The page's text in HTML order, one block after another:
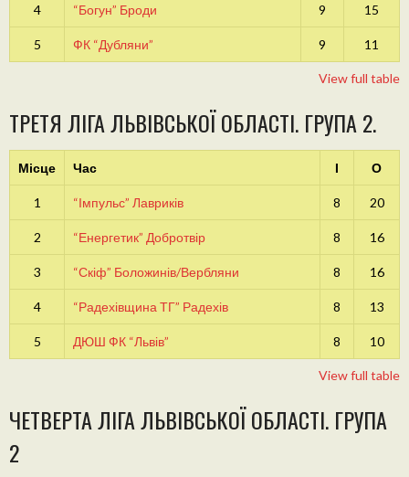
4 “Богун” Броди 9 15
5 ФК “Дубляни” 9 11
View full table
ТРЕТЯ ЛІГА ЛЬВІВСЬКОЇ ОБЛАСТІ. ГРУПА 2.
Місце Час І О
1 “Імпульс” Лавриків 8 20
2 “Енергетик” Добротвір 8 16
3 “Скіф” Боложинів/Вербляни 8 16
4 “Радехівщина ТГ” Радехів 8 13
5 ДЮШ ФК “Львів” 8 10
View full table
ЧЕТВЕРТА ЛІГА ЛЬВІВСЬКОЇ ОБЛАСТІ. ГРУПА
2